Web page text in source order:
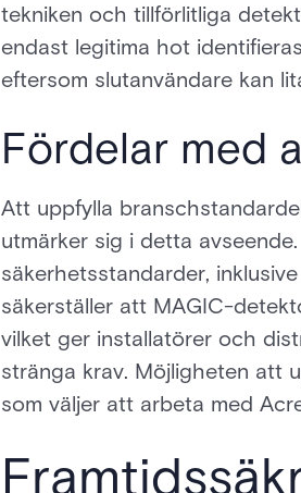
tekniken och tillförlitliga
endast legitima hot
eftersom slutanvändare kan
Fördelar med
Att uppfylla
utmärker sig i detta
säkerhetsstandarder,
säkerställer att MAGIC-
vilket ger installatörer och
stränga krav. Möjligheten att
som väljer att arbeta med